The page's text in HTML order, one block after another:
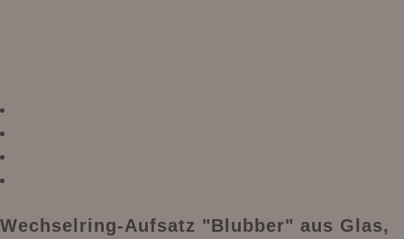
Wechselring-Aufsatz "Blubber" aus Glas,